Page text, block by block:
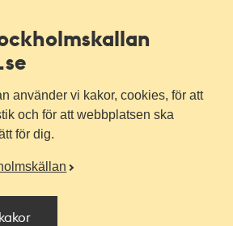
använder vi kakor, cookies, för att
och för att webbplatsen ska
för dig.